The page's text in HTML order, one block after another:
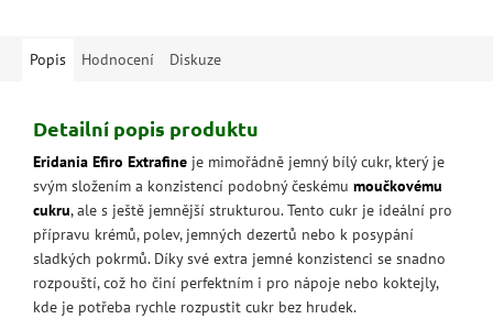
Popis
Hodnocení Diskuze
Detailní popis produktu
Eridania Efiro Extrafine je mimořádně jemný bílý cukr, který je
svým složením a konzistencí podobný českému moučkovému
cukru, ale s ještě jemnější strukturou. Tento cukr je ideální pro
přípravu krémů, polev, jemných dezertů nebo k posypání
sladkých pokrmů. Díky své extra jemné konzistenci se snadno
rozpouští, což ho činí perfektním i pro nápoje nebo koktejly,
kde je potřeba rychle rozpustit cukr bez hrudek.